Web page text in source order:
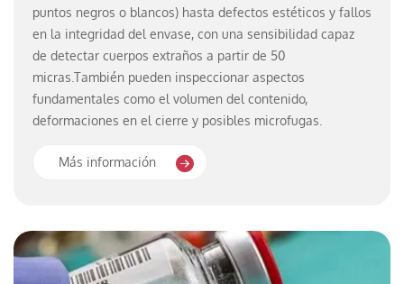
puntos negros o blancos) hasta defectos estéticos y fallos
en la integridad del envase, con una sensibilidad capaz
de detectar cuerpos extraños a partir de 50
micras.También pueden inspeccionar aspectos
fundamentales como el volumen del contenido,
deformaciones en el cierre y posibles microfugas.
Más información